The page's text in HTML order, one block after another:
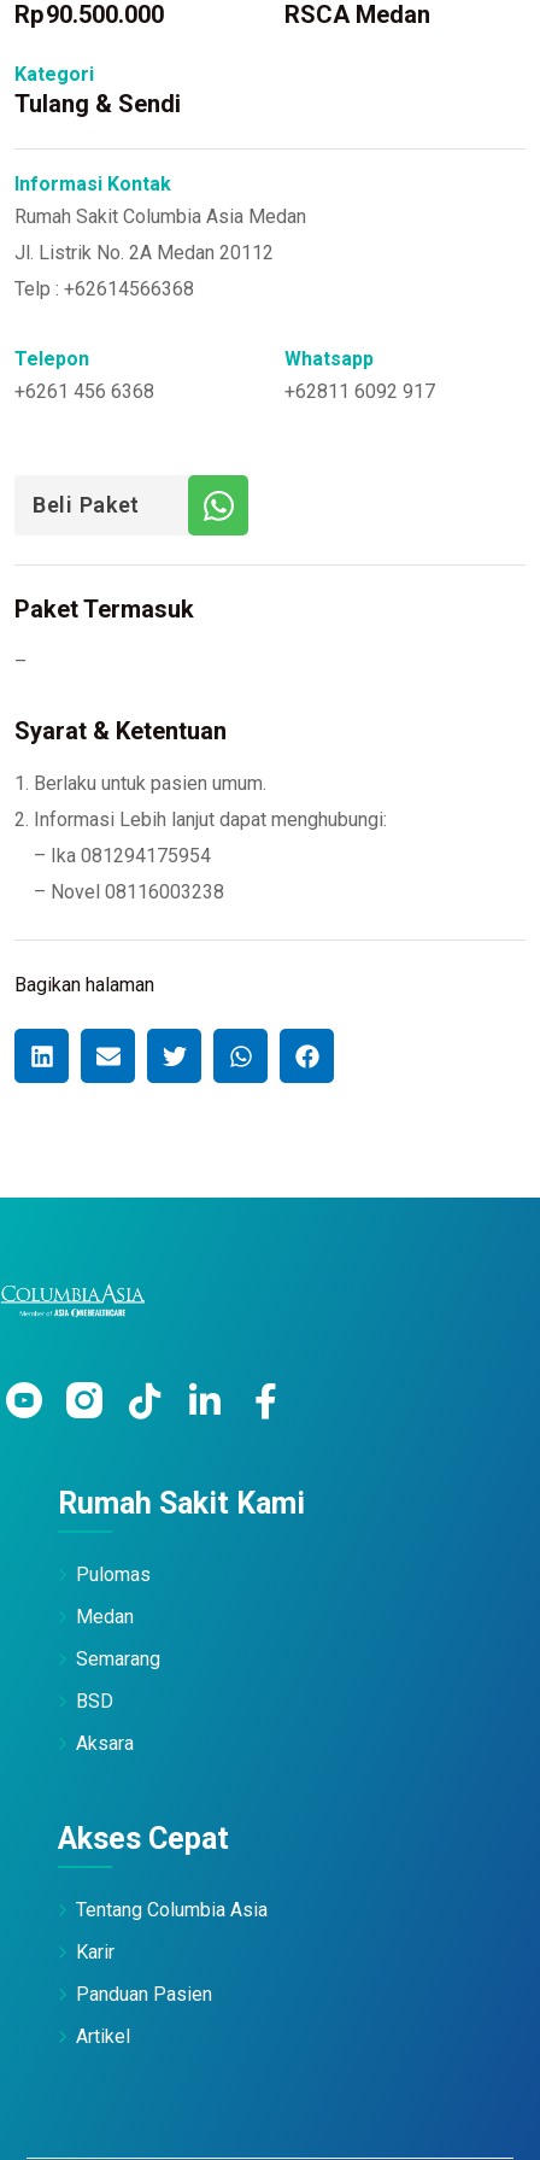
Rp90.500.000 RSCA Medan
Kategori
Tulang & Sendi
Informasi Kontak
Rumah Sakit Columbia Asia Medan
Jl. Listrik No. 2A Medan 20112
Telp : +62614566368
Telepon
+6261 456 6368
Whatsapp
+62811 6092 917
Beli Paket
Paket Termasuk
–
Syarat & Ketentuan
1. Berlaku untuk pasien umum.
2. Informasi Lebih lanjut dapat menghubungi:
– Ika 081294175954
– Novel 08116003238
Bagikan halaman
Rumah Sakit Kami
Pulomas
Medan
Semarang
BSD
Aksara
Akses Cepat
Tentang Columbia Asia
Karir
Panduan Pasien
Artikel